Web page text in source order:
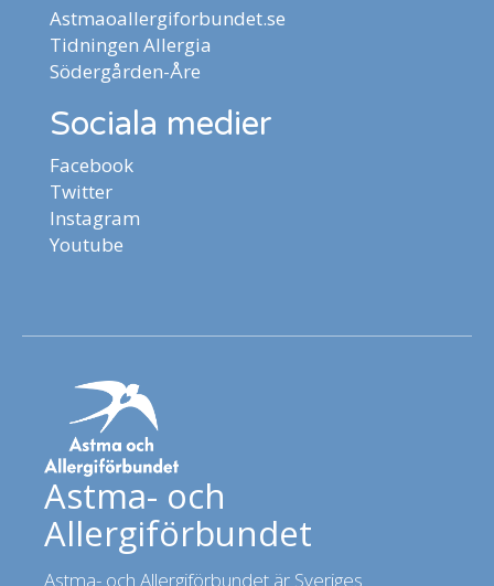
Astmaoallergiforbundet.se
Tidningen Allergia
Södergården-Åre
Sociala medier
Facebook
Twitter
Instagram
Youtube
Astma- och
Allergiförbundet
Astma- och Allergiförbundet är Sveriges